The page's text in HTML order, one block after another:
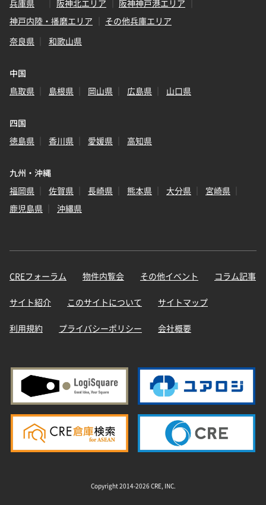
兵庫県
阪神北エリア
阪神神戸港エリア
神戸内陸・播磨エリア
その他兵庫エリア
奈良県
和歌山県
中国
鳥取県
島根県 岡山県 広島県 山口県
四国
徳島県
香川県 愛媛県 高知県
九州・沖縄
福岡県
佐賀県 長崎県 熊本県 大分県
宮崎県
鹿児島県
沖縄県
CREフォーラム 物件内覧会 その他イベント コラム記事
サイト紹介 このサイトについて サイトマップ
利用規約 プライバシーポリシー 会社概要
Copyright 2014-2026 CRE, INC.